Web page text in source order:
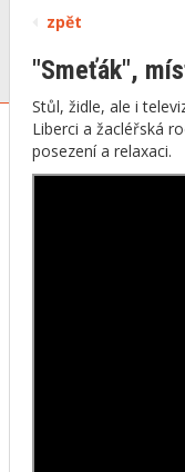
zpět
"Smeťák",
Stůl, židle, ale i
Liberci a žacléřská
posezení a relaxaci.